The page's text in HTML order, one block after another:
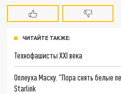
ЧИТАЙТЕ ТАКЖЕ:
Технофашисты XXI века
Оплеуха Маску. "Пора снять белые
Starlink